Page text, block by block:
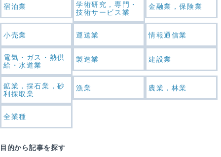
宿泊業
学術研究，専門・
技術サービス業
金融業，保険業
小売業 運送業 情報通信業
電気・ガス・熱供
給・水道業
製造業 建設業
鉱業，採石業，砂
利採取業
漁業 農業，林業
全業種
目的から記事を探す